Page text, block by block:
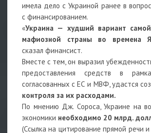
имела дело с Украиной ранее в
с финансированием.
«Украина — худший вариант
мафиозной страны во времена
сказал финансист.
Вместе с тем, он выразил
предоставления средств в
согласованных с ЕС и МВФ, удастся
контроля за их расходами.
По мнению Дж. Сороса, Украине на
экономики необходимо 20 млрд.
(Ссылка на цитирование прямой речи